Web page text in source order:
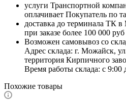
услуги Транспортной
оплачивает Покупатель по
доставка до терминала ТК
при заказе более 100 000
Возможен самовывоз со
Адрес склада: г. Можайск,
территория Кирпичного
Время работы склада: с 9:00
Похожие товары